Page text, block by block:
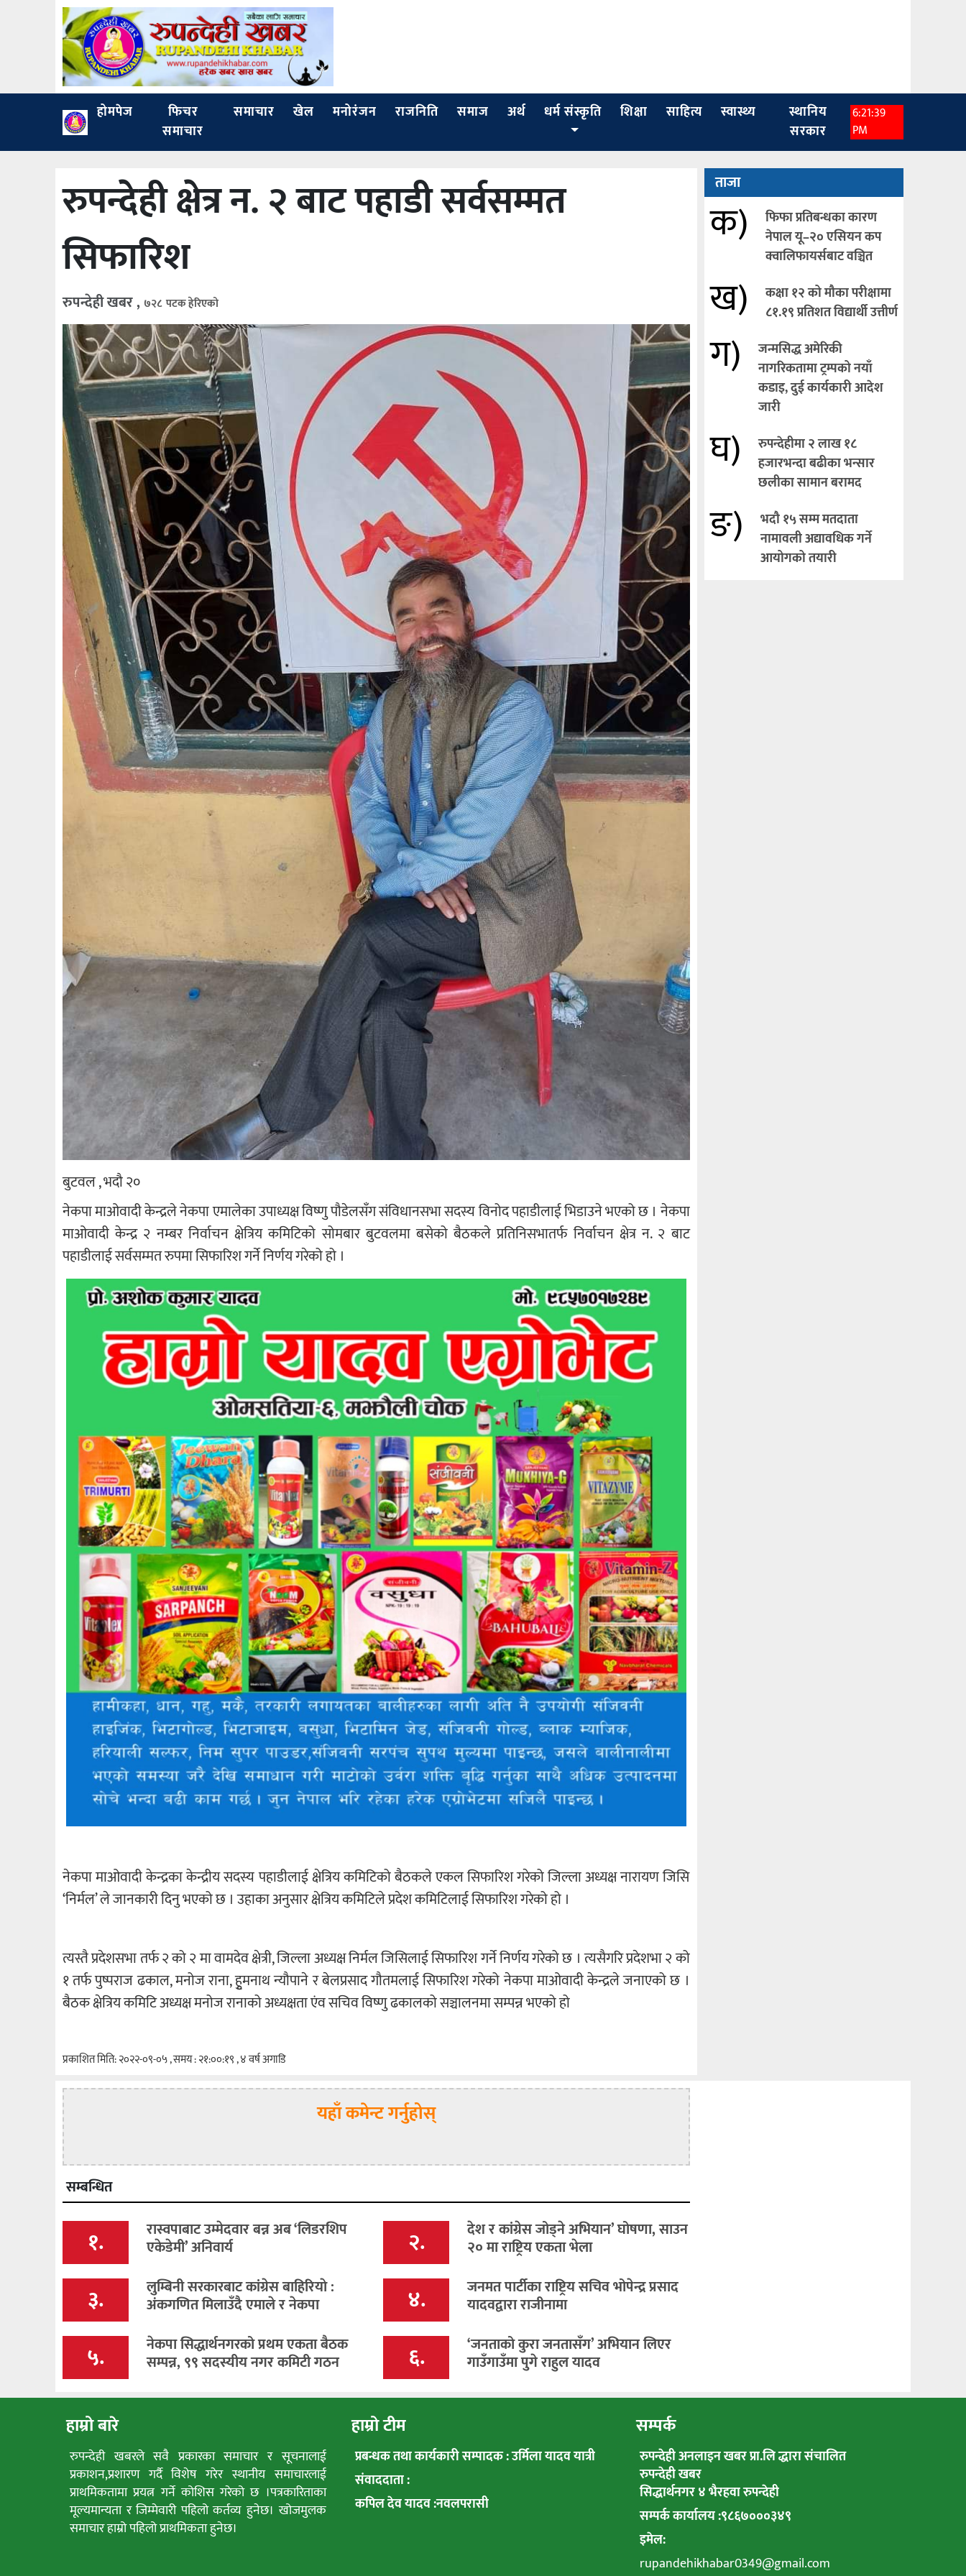
होमपेज
फिचर
समाचार
समाचार खेल मनोरंजन राजनिति समाज अर्थ धर्म संस्कृति शिक्षा साहित्य स्वास्थ्य
स्थानिय
सरकार
6:21:41
PM
रुपन्देही क्षेत्र न. २ बाट पहाडी सर्वसम्मत
सिफारिश
रुपन्देही खबर , ७२८ पटक हेरिएको
बुटवल , भदौ २०
नेकपा माओवादी केन्द्रले नेकपा एमालेका उपाध्यक्ष विष्णु पौडेलसँग संविधानसभा सदस्य विनोद पहाडीलाई भिडाउने भएको छ । नेकपा
माओवादी केन्द्र २ नम्बर निर्वाचन क्षेत्रिय कमिटिको सोमबार बुटवलमा बसेको बैठकले प्रतिनिसभातर्फ निर्वाचन क्षेत्र न. २ बाट
पहाडीलाई सर्वसम्मत रुपमा सिफारिश गर्ने निर्णय गरेको हो ।
नेकपा माओवादी केन्द्रका केन्द्रीय सदस्य पहाडीलाई क्षेत्रिय कमिटिको बैठकले एकल सिफारिश गरेको जिल्ला अध्यक्ष नारायण जिसि
‘निर्मल’ ले जानकारी दिनु भएको छ । उहाका अनुसार क्षेत्रिय कमिटिले प्रदेश कमिटिलाई सिफारिश गरेको हो ।
त्यस्तै प्रदेशसभा तर्फ २ को २ मा वामदेव क्षेत्री, जिल्ला अध्यक्ष निर्मल जिसिलाई सिफारिश गर्ने निर्णय गरेको छ । त्यसैगरि प्रदेशभा २ को
१ तर्फ पुष्पराज ढकाल, मनोज राना, हुृमनाथ न्यौपाने र बेलप्रसाद गौतमलाई सिफारिश गरेको नेकपा माओवादी केन्द्रले जनाएको छ ।
बैठक क्षेत्रिय कमिटि अध्यक्ष मनोज रानाको अध्यक्षता एंव सचिव विष्णु ढकालको सञ्चालनमा सम्पन्न भएको हो
प्रकाशित मिति: २०२२-०९-०५ , समय : २१:००:१९ , ४ वर्ष अगाडि
ताजा
क)
फिफा प्रतिबन्धका कारण
नेपाल यू–२० एसियन कप
क्वालिफायर्सबाट वञ्चित
ख)
कक्षा १२ को मौका परीक्षामा
८१.१९ प्रतिशत विद्यार्थी उत्तीर्ण
ग)
जन्मसिद्ध अमेरिकी
नागरिकतामा ट्रम्पको नयाँ
कडाइ, दुई कार्यकारी आदेश
जारी
घ)
रुपन्देहीमा २ लाख १८
हजारभन्दा बढीका भन्सार
छलीका सामान बरामद
ङ)
भदौ १५ सम्म मतदाता
नामावली अद्यावधिक गर्ने
आयोगको तयारी
यहाँ कमेन्ट गर्नुहोस्
सम्बन्धित
१. रास्वपाबाट उम्मेदवार बन्न अब ‘लिडरशिप
एकेडेमी’ अनिवार्य २. देश र कांग्रेस जोड्ने अभियान’ घोषणा, साउन
२० मा राष्ट्रिय एकता भेला
३. लुम्बिनी सरकारबाट कांग्रेस बाहिरियाे :
अंकगणित मिलाउँदै एमाले र नेकपा ४. जनमत पार्टीका राष्ट्रिय सचिव भोपेन्द्र प्रसाद
यादवद्वारा राजीनामा
५. नेकपा सिद्धार्थनगरको प्रथम एकता बैठक
सम्पन्न, ९९ सदस्यीय नगर कमिटी गठन ६. ‘जनताको कुरा जनतासँग’ अभियान लिएर
गाउँगाउँमा पुगे राहुल यादव
हाम्रो बारे
रुपन्देही खबरले सवै प्रकारका समाचार र सूचनालाई
प्रकाशन,प्रशारण गर्दै विशेष गरेर स्थानीय समाचारलाई
प्राथमिकतामा प्रयत्न गर्ने कोशिस गरेको छ ।पत्रकारिताका
मूल्यमान्यता र जिम्मेवारी पहिलो कर्तव्य हुनेछ। खोजमुलक
समाचार हाम्रो पहिलो प्राथमिकता हुनेछ।
हाम्रो टीम
प्रबन्धक तथा कार्यकारी सम्पादक : उर्मिला यादव यात्री
संवाददाता :
कपिल देव यादव :नवलपरासी
सम्पर्क
रुपन्देही अनलाइन खबर प्रा.लि द्धारा संचालित
रुपन्देही खबर
सिद्धार्थनगर ४ भैरहवा रुपन्देही
सम्पर्क कार्यालय :९८६७०००३४९
इमेल:
rupandehikhabar0349@gmail.com